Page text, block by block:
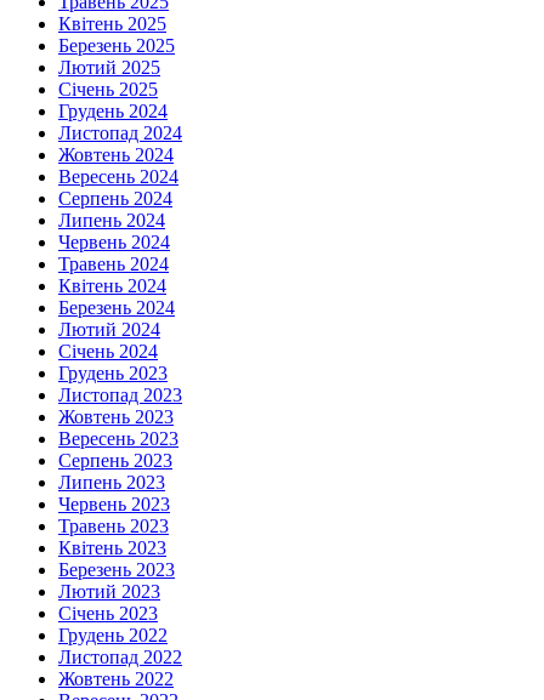
Квітень 2025
Березень 2025
Лютий 2025
Січень 2025
Грудень 2024
Листопад 2024
Жовтень 2024
Вересень 2024
Серпень 2024
Липень 2024
Червень 2024
Травень 2024
Квітень 2024
Березень 2024
Лютий 2024
Січень 2024
Грудень 2023
Листопад 2023
Жовтень 2023
Вересень 2023
Серпень 2023
Липень 2023
Червень 2023
Травень 2023
Квітень 2023
Березень 2023
Лютий 2023
Січень 2023
Грудень 2022
Листопад 2022
Жовтень 2022